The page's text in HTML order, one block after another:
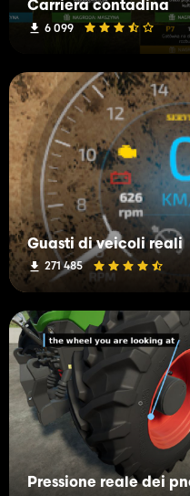
Carriera contadina
6 099
Guasti di veicoli reali
271 485
Pressione reale dei